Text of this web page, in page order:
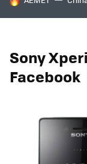
Sony
Facebook